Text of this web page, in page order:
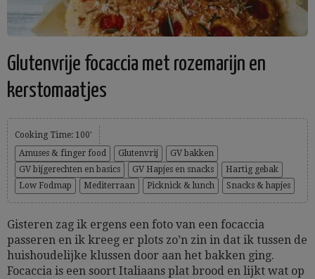
Glutenvrije focaccia met rozemarijn en
kerstomaatjes
Cooking Time: 100'
Amuses & finger food
Glutenvrij
GV bakken
GV bijgerechten en basics
GV Hapjes en snacks
Hartig gebak
Low Fodmap
Mediterraan Picknick & lunch Snacks & hapjes
Gisteren zag ik ergens een foto van een focaccia
passeren en ik kreeg er plots zo’n zin in dat ik tussen de
huishoudelijke klussen door aan het bakken ging.
Focaccia is een soort Italiaans plat brood en lijkt wat op